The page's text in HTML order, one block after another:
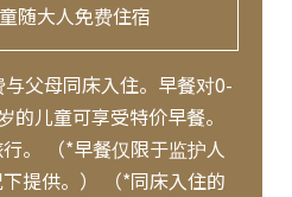
随大人免费住宿
父母同床入住。早餐对0-
儿童可享受特价早餐。
。 （*早餐仅限于监护人
提供。） （*同床入住的